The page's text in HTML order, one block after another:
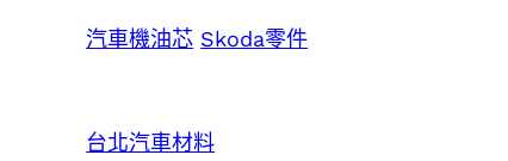
汽車機油芯 Skoda零件
台北汽車材料